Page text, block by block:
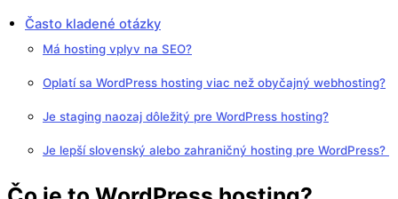
Často kladené otázky
Má hosting vplyv na SEO?
Oplatí sa WordPress hosting viac než obyčajný webhosting?
Je staging naozaj dôležitý pre WordPress hosting?
Je lepší slovenský alebo zahraničný hosting pre WordPress?